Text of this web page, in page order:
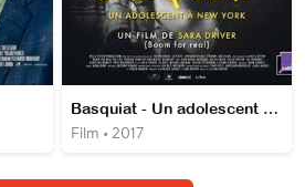
Basquiat - Un adolescent à New York
Film • 2017